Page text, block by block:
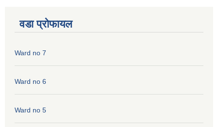
वडा प्रोफायल
Ward no 7
Ward no 6
Ward no 5